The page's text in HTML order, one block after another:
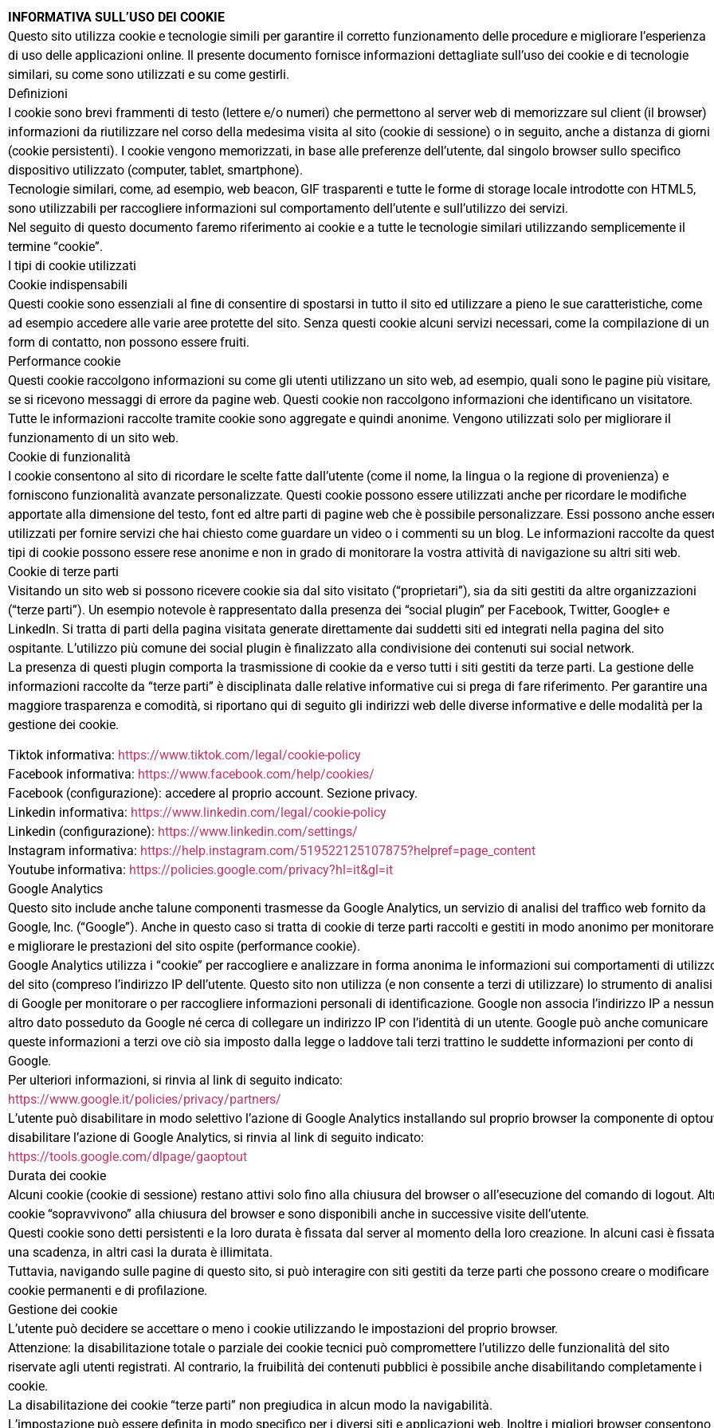
INFORMATIVA SULL’USO DEI COOKIE
Questo sito utilizza cookie e tecnologie simili per garantire il corretto funzionamento delle procedure e migliorare l’esperienza
di uso delle applicazioni online. Il presente documento fornisce informazioni dettagliate sull’uso dei cookie e di tecnologie
similari, su come sono utilizzati e su come gestirli.
Definizioni
I cookie sono brevi frammenti di testo (lettere e/o numeri) che permettono al server web di memorizzare sul client (il browser)
informazioni da riutilizzare nel corso della medesima visita al sito (cookie di sessione) o in seguito, anche a distanza di giorni
(cookie persistenti). I cookie vengono memorizzati, in base alle preferenze dell’utente, dal singolo browser sullo specifico
dispositivo utilizzato (computer, tablet, smartphone).
Tecnologie similari, come, ad esempio, web beacon, GIF trasparenti e tutte le forme di storage locale introdotte con HTML5,
sono utilizzabili per raccogliere informazioni sul comportamento dell’utente e sull’utilizzo dei servizi.
Nel seguito di questo documento faremo riferimento ai cookie e a tutte le tecnologie similari utilizzando semplicemente il
termine “cookie”.
I tipi di cookie utilizzati
Cookie indispensabili
Questi cookie sono essenziali al fine di consentire di spostarsi in tutto il sito ed utilizzare a pieno le sue caratteristiche, come
ad esempio accedere alle varie aree protette del sito. Senza questi cookie alcuni servizi necessari, come la compilazione di un
form di contatto, non possono essere fruiti.
Performance cookie
Questi cookie raccolgono informazioni su come gli utenti utilizzano un sito web, ad esempio, quali sono le pagine più visitare,
se si ricevono messaggi di errore da pagine web. Questi cookie non raccolgono informazioni che identificano un visitatore.
Tutte le informazioni raccolte tramite cookie sono aggregate e quindi anonime. Vengono utilizzati solo per migliorare il
funzionamento di un sito web.
Cookie di funzionalità
I cookie consentono al sito di ricordare le scelte fatte dall’utente (come il nome, la lingua o la regione di provenienza) e
forniscono funzionalità avanzate personalizzate. Questi cookie possono essere utilizzati anche per ricordare le modifiche
apportate alla dimensione del testo, font ed altre parti di pagine web che è possibile personalizzare. Essi possono anche
utilizzati per fornire servizi che hai chiesto come guardare un video o i commenti su un blog. Le informazioni raccolte da
tipi di cookie possono essere rese anonime e non in grado di monitorare la vostra attività di navigazione su altri siti web.
Cookie di terze parti
Visitando un sito web si possono ricevere cookie sia dal sito visitato (“proprietari”), sia da siti gestiti da altre organizzazioni
(“terze parti”). Un esempio notevole è rappresentato dalla presenza dei “social plugin” per Facebook, Twitter, Google+ e
LinkedIn. Si tratta di parti della pagina visitata generate direttamente dai suddetti siti ed integrati nella pagina del sito
ospitante. L’utilizzo più comune dei social plugin è finalizzato alla condivisione dei contenuti sui social network.
La presenza di questi plugin comporta la trasmissione di cookie da e verso tutti i siti gestiti da terze parti. La gestione delle
informazioni raccolte da “terze parti” è disciplinata dalle relative informative cui si prega di fare riferimento. Per garantire una
maggiore trasparenza e comodità, si riportano qui di seguito gli indirizzi web delle diverse informative e delle modalità per la
gestione dei cookie.
Tiktok informativa: https://www.tiktok.com/legal/cookie-policy
Facebook informativa: https://www.facebook.com/help/cookies/
Facebook (configurazione): accedere al proprio account. Sezione privacy.
Linkedin informativa: https://www.linkedin.com/legal/cookie-policy
Linkedin (configurazione): https://www.linkedin.com/settings/
Instagram informativa: https://help.instagram.com/519522125107875?helpref=page_content
Youtube informativa: https://policies.google.com/privacy?hl=it&gl=it
Google Analytics
Questo sito include anche talune componenti trasmesse da Google Analytics, un servizio di analisi del traffico web fornito da
Google, Inc. (“Google”). Anche in questo caso si tratta di cookie di terze parti raccolti e gestiti in modo anonimo per monitorare
e migliorare le prestazioni del sito ospite (performance cookie).
Google Analytics utilizza i “cookie” per raccogliere e analizzare in forma anonima le informazioni sui comportamenti di
del sito (compreso l’indirizzo IP dell’utente. Questo sito non utilizza (e non consente a terzi di utilizzare) lo strumento di analisi
di Google per monitorare o per raccogliere informazioni personali di identificazione. Google non associa l’indirizzo IP a nessun
altro dato posseduto da Google né cerca di collegare un indirizzo IP con l’identità di un utente. Google può anche comunicare
queste informazioni a terzi ove ciò sia imposto dalla legge o laddove tali terzi trattino le suddette informazioni per conto di
Google.
Per ulteriori informazioni, si rinvia al link di seguito indicato:
https://www.google.it/policies/privacy/partners/
L’utente può disabilitare in modo selettivo l’azione di Google Analytics installando sul proprio browser la componente di
disabilitare l’azione di Google Analytics, si rinvia al link di seguito indicato:
https://tools.google.com/dlpage/gaoptout
Durata dei cookie
Alcuni cookie (cookie di sessione) restano attivi solo fino alla chiusura del browser o all’esecuzione del comando di logout.
cookie “sopravvivono” alla chiusura del browser e sono disponibili anche in successive visite dell’utente.
Questi cookie sono detti persistenti e la loro durata è fissata dal server al momento della loro creazione. In alcuni casi è fissata
una scadenza, in altri casi la durata è illimitata.
Tuttavia, navigando sulle pagine di questo sito, si può interagire con siti gestiti da terze parti che possono creare o modificare
cookie permanenti e di profilazione.
Gestione dei cookie
L’utente può decidere se accettare o meno i cookie utilizzando le impostazioni del proprio browser.
Attenzione: la disabilitazione totale o parziale dei cookie tecnici può compromettere l’utilizzo delle funzionalità del sito
riservate agli utenti registrati. Al contrario, la fruibilità dei contenuti pubblici è possibile anche disabilitando completamente i
cookie.
La disabilitazione dei cookie “terze parti” non pregiudica in alcun modo la navigabilità.
L’impostazione può essere definita in modo specifico per i diversi siti e applicazioni web. Inoltre i migliori browser consentono